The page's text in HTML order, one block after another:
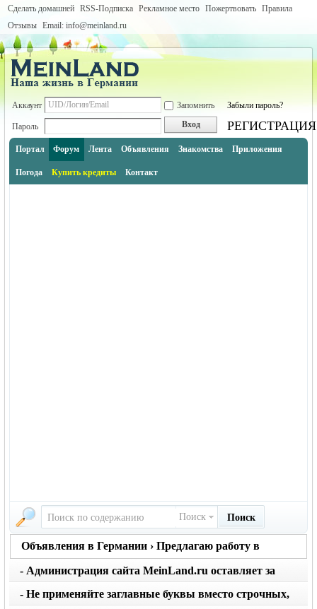
Сделать домашней RSS-Подписка Рекламное место Пожертвовать Правила
Отзывы Email: info@meinland.ru
Аккаунт Запомнить Забыли пароль?
Пароль Вход РЕГИСТРАЦИЯ
Портал Форум Лента Объявления Знакомства Приложения
Погода Купить кредиты Контакт
Поиск Поиск
Объявления в Германии › Предлагаю работу в
Германии
- Администрация сайта MeinLand.ru оставляет за
собой право редактировать объявление, не искажая
- Не применяйте заглавные буквы вместо строчных,